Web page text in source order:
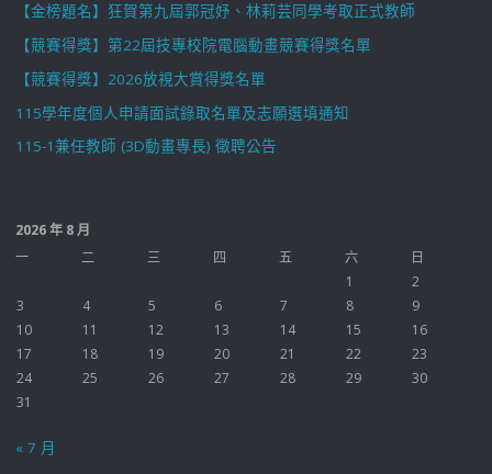
【金榜題名】狂賀第九屆郭冠妤、林莉芸同學考取正式教師
【競賽得獎】第22屆技專校院電腦動畫競賽得獎名單
【競賽得獎】2026放視大賞得獎名單
115學年度個人申請面試錄取名單及志願選填通知
115-1兼任教師 (3D動畫專長) 徵聘公告
2026 年 8 月
一
二 三 四 五 六
日
1
2
3
4 5 6 7 8
9
10
11 12 13 14 15
16
17
18 19 20 21 22
23
24
25 26 27 28 29
30
31
« 7 月